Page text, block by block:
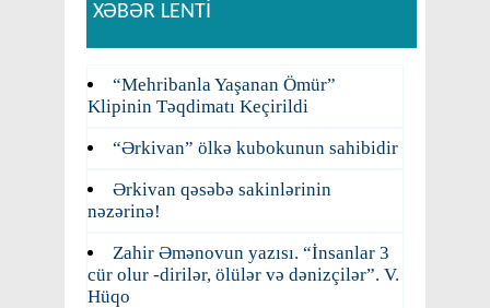
XƏBƏR LENTİ
“Mehribanla Yaşanan Ömür”
Klipinin Təqdimatı Keçirildi
“Ərkivan” ölkə kubokunun sahibidir
Ərkivan qəsəbə sakinlərinin
nəzərinə!
Zahir Əmənovun yazısı. “İnsanlar 3
cür olur -dirilər, ölülər və dənizçilər”. V.
Hüqo